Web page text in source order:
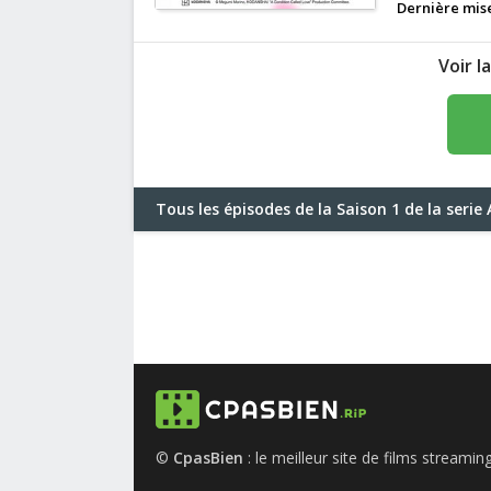
Dernière
Voir
Tous les épisodes de la Saison 1 de la
© CpasBien : le meilleur site de films